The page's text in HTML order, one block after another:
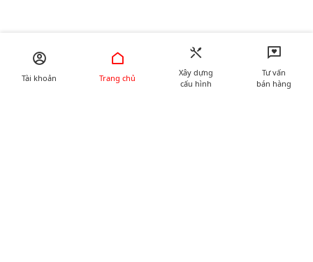
Tài khoản Trang chủ
Xây dựng
cấu hình
Tư vấn
bán hàng